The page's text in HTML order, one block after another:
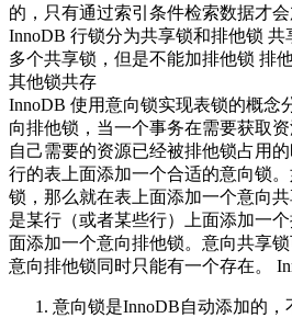
的，只有通过索引条件检索数据才会
InnoDB 行锁分为共享锁和排他锁
多个共享锁，但是不能加排他锁 排
其他锁共存
InnoDB 使用意向锁实现表锁的概念
向排他锁，当一个事务在需要获取
自己需要的资源已经被排他锁占用
行的表上面添加一个合适的意向锁
锁，那么就在表上面添加一个意向
是某行（或者某些行）上面添加一
面添加一个意向排他锁。意向共享
意向排他锁同时只能有一个存在。
意向锁是InnoDB自动添加的，